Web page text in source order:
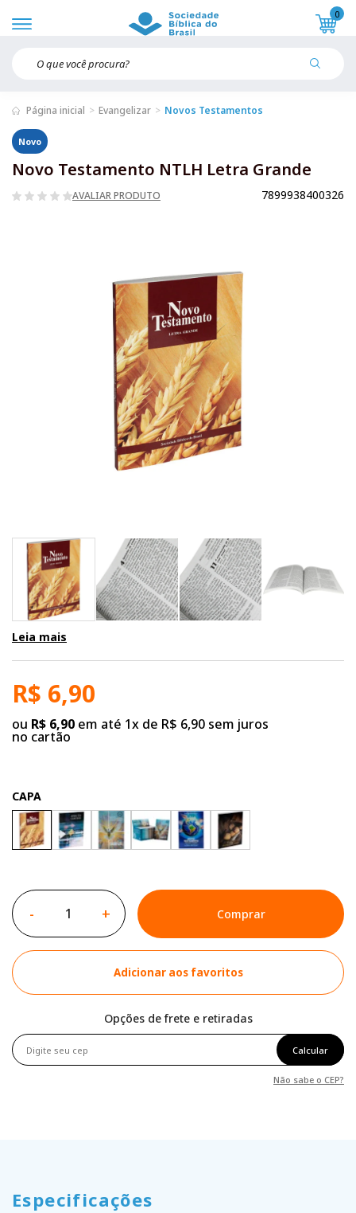
0
Página inicial Evangelizar Novos Testamentos
Novo
Novo Testamento NTLH Letra Grande
AVALIAR PRODUTO 7899938400326
Leia mais
R$ 6,90
ou R$ 6,90 em até 1x de R$ 6,90 sem juros
no cartão
CAPA
- + Comprar
Adicionar aos favoritos
Opções de frete e retiradas
Calcular
Não sabe o CEP?
Especificações